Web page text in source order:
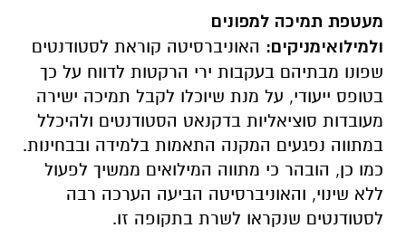
מעטפת תמיכה למפונים
ולמילואימניקים: האוניברסיטה קוראת לסטודנטים
שפונו מבתיהם בעקבות ירי הרקטות לדווח על כך
בטופס ייעודי, על מנת שיוכלו לקבל תמיכה ישירה
מעובדות סוציאליות בדקנאט הסטודנטים ולהיכלל
במתווה נפגעים המקנה התאמות בלמידה ובבחינות.
כמו כן, הובהר כי מתווה המילואים ממשיך לפעול
ללא שינוי, והאוניברסיטה הביעה הערכה רבה
לסטודנטים שנקראו לשרת בתקופה זו.